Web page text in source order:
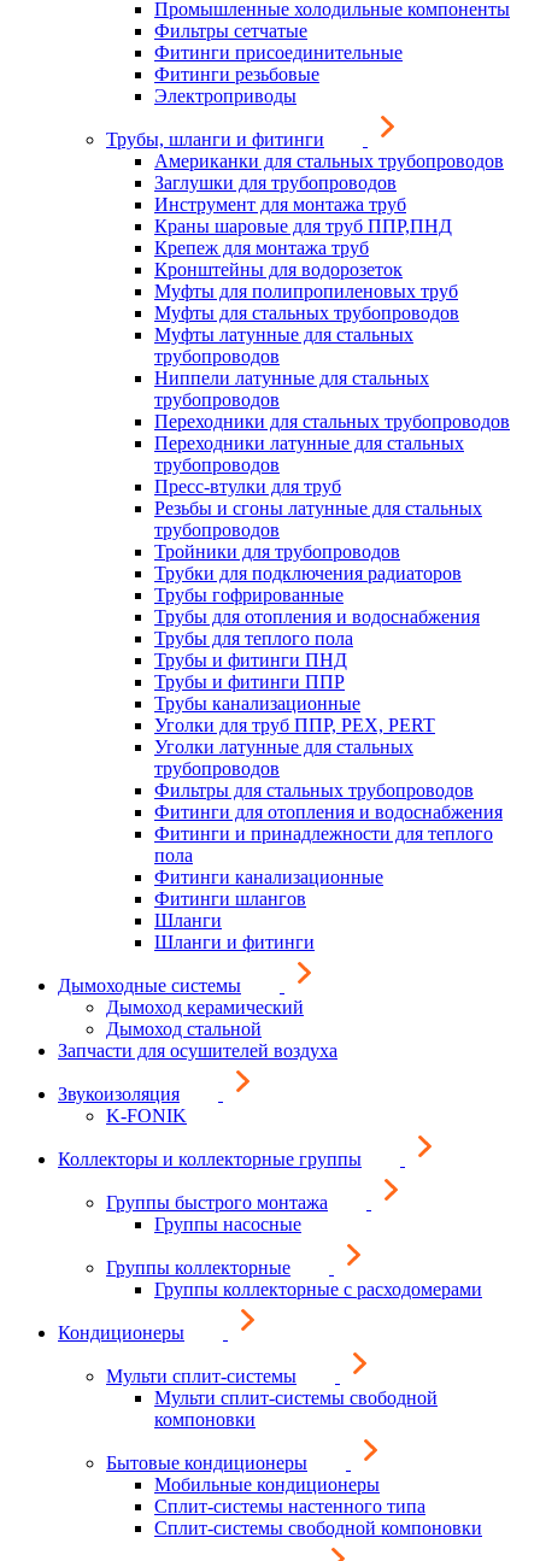
Промышленные холодильные компоненты
Фильтры сетчатые
Фитинги присоединительные
Фитинги резьбовые
Электроприводы
Трубы, шланги и фитинги
Американки для стальных трубопроводов
Заглушки для трубопроводов
Инструмент для монтажа труб
Краны шаровые для труб ППР,ПНД
Крепеж для монтажа труб
Кронштейны для водорозеток
Муфты для полипропиленовых труб
Муфты для стальных трубопроводов
Муфты латунные для стальных
трубопроводов
Ниппели латунные для стальных
трубопроводов
Переходники для стальных трубопроводов
Переходники латунные для стальных
трубопроводов
Пресс-втулки для труб
Резьбы и сгоны латунные для стальных
трубопроводов
Тройники для трубопроводов
Трубки для подключения радиаторов
Трубы гофрированные
Трубы для отопления и водоснабжения
Трубы для теплого пола
Трубы и фитинги ПНД
Трубы и фитинги ППР
Трубы канализационные
Уголки для труб ППР, PEX, PERT
Уголки латунные для стальных
трубопроводов
Фильтры для стальных трубопроводов
Фитинги для отопления и водоснабжения
Фитинги и принадлежности для теплого
пола
Фитинги канализационные
Фитинги шлангов
Шланги
Шланги и фитинги
Дымоходные системы
Дымоход керамический
Дымоход стальной
Запчасти для осушителей воздуха
Звукоизоляция
K-FONIK
Коллекторы и коллекторные группы
Группы быстрого монтажа
Группы насосные
Группы коллекторные
Группы коллекторные с расходомерами
Кондиционеры
Мульти сплит-системы
Мульти сплит-системы свободной
компоновки
Бытовые кондиционеры
Мобильные кондиционеры
Сплит-системы настенного типа
Сплит-системы свободной компоновки